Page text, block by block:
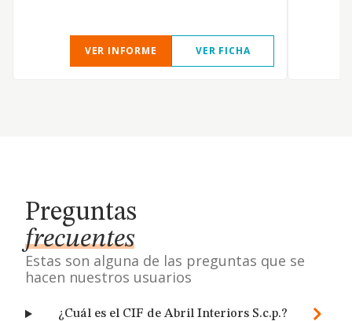
VER INFORME VER FICHA
Preguntas
frecuentes
Estas son alguna de las preguntas que se
hacen nuestros usuarios
¿Cuál es el CIF de Abril Interiors S.c.p.?